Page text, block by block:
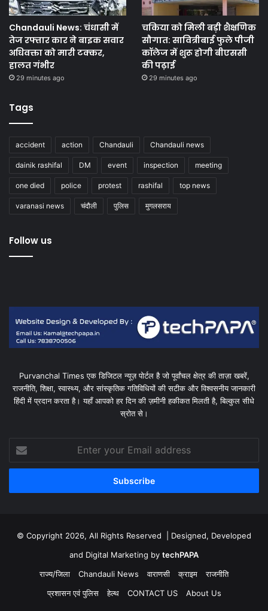
Chandauli News: चंधासी में
तेज रफ्तार कार ने बाइक सवार
अधिवक्ता को मारी टक्कर,
हालत गंभीर
29 minutes ago
चकिया को मिली बड़ी शैक्षणिक
सौगात: सावित्रीबाई फुले पीजी
कॉलेज में शुरू होगी बीएससी
की पढ़ाई
29 minutes ago
Tags
accident action Chandauli Chandauli news
dainik rashifal DM event inspection meeting
one died police protest rashifal top news
varanasi news चंदौली पुलिस मुगलसराय
Follow us
Purvanchal Times एक डिजिटल न्यूज़ पोर्टल है जो पूर्वांचल क्षेत्र की ताज़ा खबरें,
राजनीति, शिक्षा, स्वास्थ्य, और सांस्कृतिक गतिविधियों की सटीक और विश्वसनीय जानकारी
हिंदी में प्रदान करता है। यहाँ आपको हर दिन की ज़मीनी हकीकत मिलती है, बिल्कुल सीधे
स्रोत से।
your
Email
© Copyright 2026, All Rights Reserved | Designed, Developed
and Digital Marketing by techPAPA
राज्य/जिला
Chandauli News वाराणसी क्राइम
राजनीति
प्रशासन एवं पुलिस
हेल्थ CONTACT US About Us